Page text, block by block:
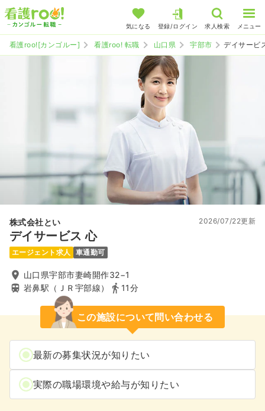
気になる 登録/ログイン 求人検索 メニュー
看護roo![カンゴルー] 看護roo! 転職 山口県 宇部市 デイサービ
株式会社とい
デイサービス 心
2026/07/22更新
エージェント求人 車通勤可
山口県宇部市妻崎開作32−1
岩鼻駅（ＪＲ宇部線）
11分
この施設について問い合わせる
最新の募集状況が知りたい
実際の職場環境や給与が知りたい